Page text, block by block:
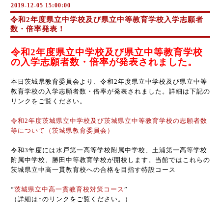
2019-12-05 15:00:00
令和2年度県立中学校及び県立中等教育学校入学志願者
数・倍率発表！
令和2年度県立中学校及び県立中等教育学校
の入学志願者数・倍率が発表されました。
本日茨城県教育委員会より、令和2年度県立中学校及び県立中等
教育学校の入学志願者数・倍率が発表されました。詳細は下記の
リンクをご覧ください。
令和2年度茨城県立中学校及び茨城県立中等教育学校の志願者数
等について（茨城県教育委員会）
令和3年度には水戸第一高等学校附属中学校、土浦第一高等学校
附属中学校、勝田中等教育学校が開校します。当館ではこれらの
茨城県立中高一貫教育校への合格を目指す特設コース
“茨城県立中高一貫教育校対策コース”
（詳細は↑のリンクをご覧ください。）